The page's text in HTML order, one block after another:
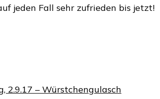
jeden Fall sehr zufrieden bis jetzt!
2.9.17 – Würstchengulasch